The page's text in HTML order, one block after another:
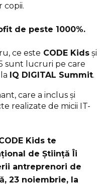
copii.
de peste 1000%.
ce este CODE Kids și
sunt lucruri pe care
IQ DIGITAL Summit.
care a inclus și
realizate de micii IT-
Kids te
de Știință Îi
antreprenori de
23 noiembrie, la